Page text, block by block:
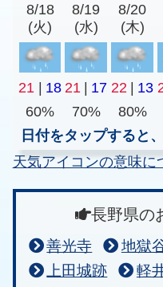
8/18
(火)
8/19
(水)
8/20
(木)
21 | 18 21 | 17 22 | 13
60%
70% 80%
日付をタップすると
天気アイコンの意味に
長野県の
善光寺 地獄
上田城跡
軽